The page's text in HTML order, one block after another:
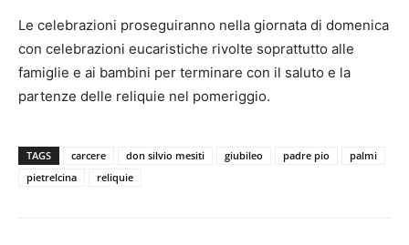
Le celebrazioni proseguiranno nella giornata di domenica
con celebrazioni eucaristiche rivolte soprattutto alle
famiglie e ai bambini per terminare con il saluto e la
partenze delle reliquie nel pomeriggio.
TAGS carcere don silvio mesiti giubileo padre pio
palmi
pietrelcina
reliquie